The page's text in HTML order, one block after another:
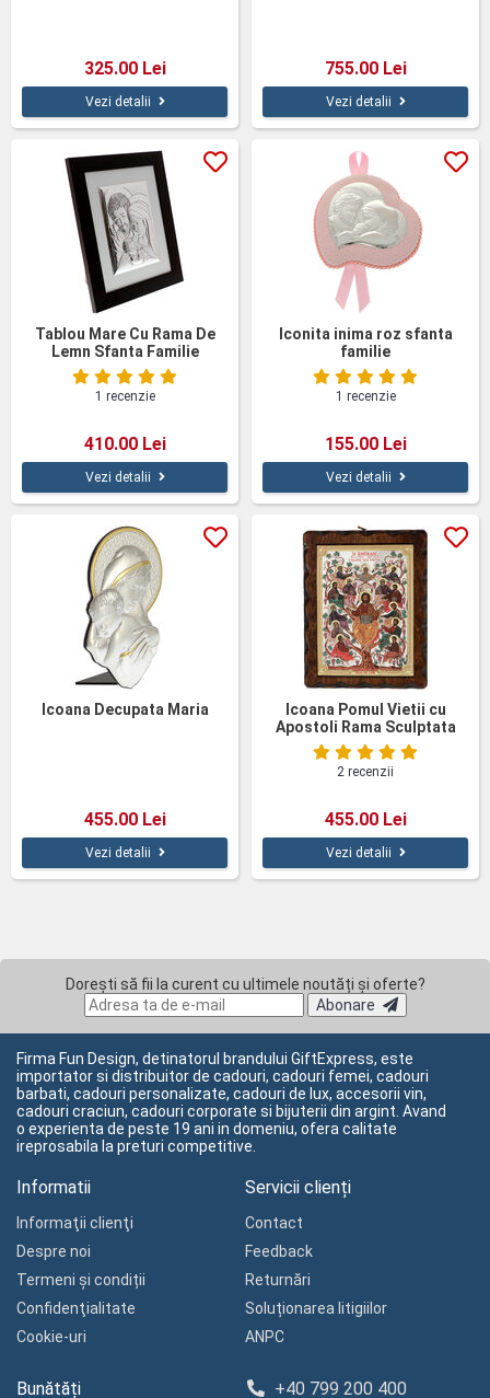
325.00 Lei
Vezi detalii
755.00 Lei
Vezi detalii
Tablou Mare Cu Rama De
Lemn Sfanta Familie
1 recenzie
410.00 Lei
Vezi detalii
Iconita inima roz sfanta
familie
1 recenzie
155.00 Lei
Vezi detalii
Icoana Decupata Maria
455.00 Lei
Vezi detalii
Icoana Pomul Vietii cu
Apostoli Rama Sculptata
2 recenzii
455.00 Lei
Vezi detalii
Dorești să fii la curent cu ultimele noutăți și oferte?
Abonare
Firma Fun Design, detinatorul brandului GiftExpress, este
importator si distribuitor de cadouri, cadouri femei, cadouri
barbati, cadouri personalizate, cadouri de lux, accesorii vin,
cadouri craciun, cadouri corporate si bijuterii din argint. Avand
o experienta de peste 19 ani in domeniu, ofera calitate
ireprosabila la preturi competitive.
Informatii
Informaţii clienţi
Despre noi
Termeni și condiții
Confidenţialitate
Cookie-uri
Servicii clienți
Contact
Feedback
Returnări
Soluționarea litigiilor
ANPC
Bunătăți +40 799 200 400